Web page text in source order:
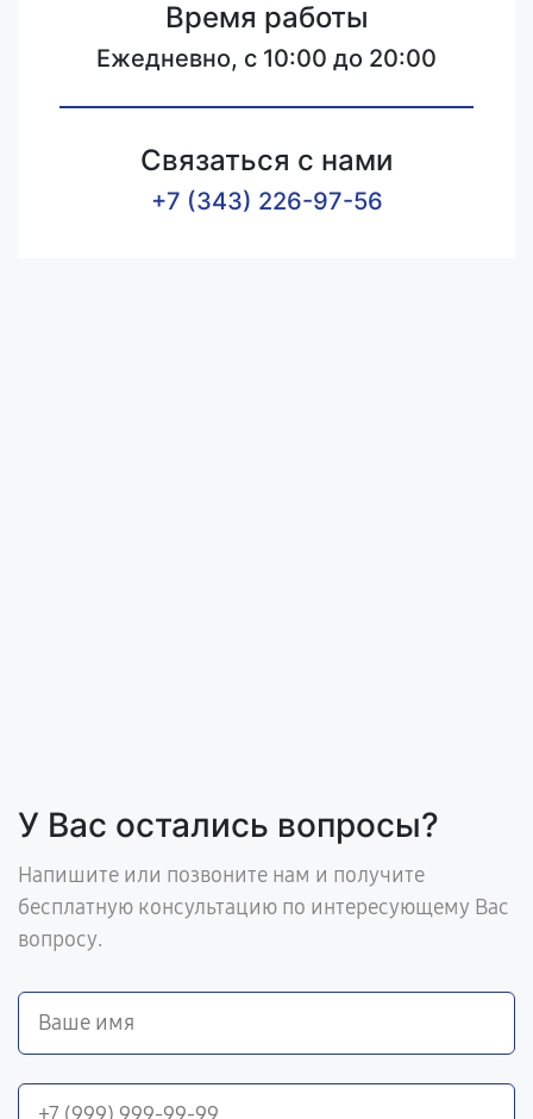
Время работы
Ежедневно, с 10:00 до 20:00
Связаться с нами
+7 (343) 226-97-56
У Вас остались вопросы?
Напишите или позвоните нам и получите
бесплатную консультацию по интересующему Вас
вопросу.